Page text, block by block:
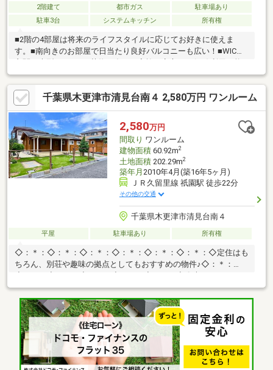
2階建て 都市ガス
駐車場あり
駐車3台
システムキッチン 所有権
■2階の4部屋は将来のライフスタイルに応じてお好きに使えま
す。■南向きのお部屋で日当たり良好バルコニーも広い！■WICや
で通勤・通学アクセス良いです！■駐車スペース3台分（車種によ
る）で来客用のお車も停めれます。☆ ☆ ☆ ☆ ☆ ☆
☆ ☆ ■【鳥居崎海浜公園】海を眺めながらゆったり過ごせる
人気スポット！休日のお出かけにもぴったりです！【センチュリ
ー21 ベルステージ】で検索！！お問い合わせお待ちしております
(*^^*)
千葉県木更津市清見台南４ 2,580万円 ワンルーム
2,580万円
間取り ワンルーム
建物面積60.92m2
土地面積202.29m2
築年月 2010年4月(築16年5ヶ月)
ＪＲ久留里線 祇園駅 徒歩22分
その他の交通
千葉県木更津市清見台南４
平屋 駐車場あり 所有権
◇：＊：◇：＊：◇：＊：◇：＊：◇：＊：◇：＊：◇定住はも
ちろん、別荘や趣味の拠点としてもおすすめの物件♪◇：＊：
感じるデザイン性の高いログハウス！〇ワンフロアで生活が完
結！快適な平家！〇用途に合わせて、お好みの間取りや空間へア
レンジしやすい住まいです！〇お庭を活かして、ガーデニングや
家庭菜園など豊かな時間をお過ごしいただけます！〇近隣施設が
充実！都内からのアクセスも良好！◇：＊：◇：＊：◇：＊：
◇：＊：◇：＊：◇：＊：◇空室の為、いつでもご内覧いただけ
ます！是非、お問い合わせお待ちしております（＾＾）／